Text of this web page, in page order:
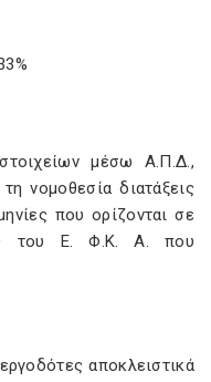
μέσω Α.Π.Δ.,
νομοθεσία διατάξεις
που ορίζονται σε
του Ε. Φ.Κ. Α. που
αποκλειστικά